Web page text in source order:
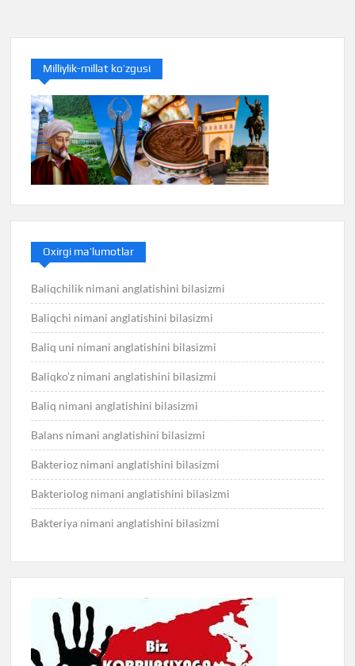
Milliylik-millat ko’zgusi
Oxirgi ma’lumotlar
Baliqchilik nimani anglatishini bilasizmi
Baliqchi nimani anglatishini bilasizmi
Baliq uni nimani anglatishini bilasizmi
Baliqko’z nimani anglatishini bilasizmi
Baliq nimani anglatishini bilasizmi
Balans nimani anglatishini bilasizmi
Bakterioz nimani anglatishini bilasizmi
Bakteriolog nimani anglatishini bilasizmi
Bakteriya nimani anglatishini bilasizmi